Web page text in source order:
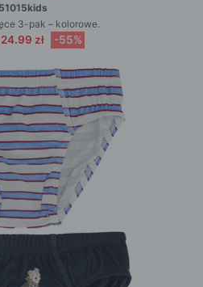
51015kids
3-pak – kolorowe.
24.99 zł -55%